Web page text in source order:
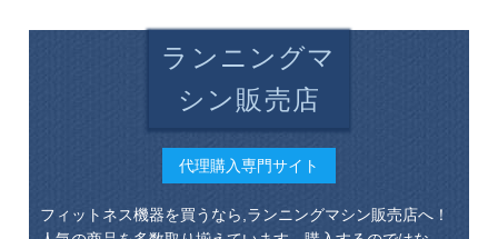
ランニングマ
シン販売店
代理購入専門サイト
フィットネス機器を買うなら,ランニングマシン販売店へ！